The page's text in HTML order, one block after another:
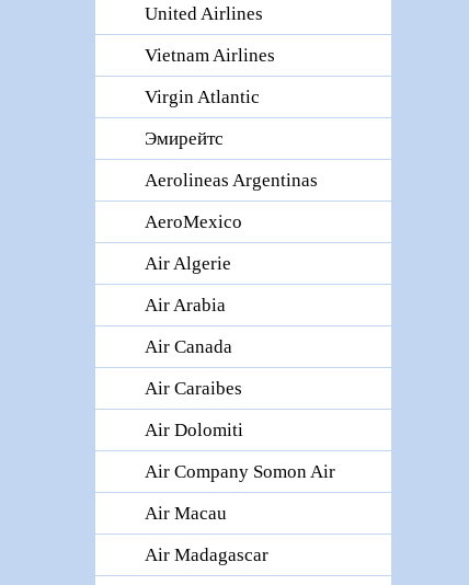
United Airlines
Vietnam Airlines
Virgin Atlantic
Эмирейтс
Aerolineas Argentinas
AeroMexico
Air Algerie
Air Arabia
Air Canada
Air Caraibes
Air Dolomiti
Air Company Somon Air
Air Macau
Air Madagascar